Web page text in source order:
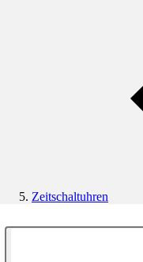
Zeitschaltuhren